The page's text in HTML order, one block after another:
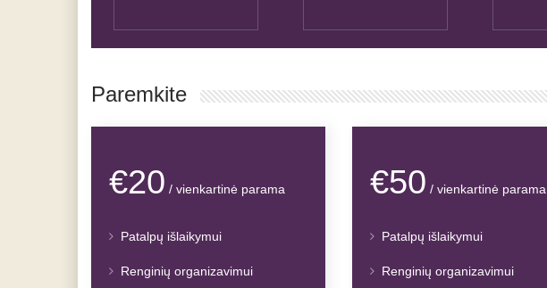
Paremkite
€20 / vienkartinė parama
Patalpų išlaikymui
Renginių organizavimui
€50 / vienkartinė parama
Patalpų išlaikymui
Renginių organizavimui